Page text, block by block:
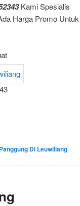
Kami Spesialis
Harga Promo Untuk
Di Leuwiliang